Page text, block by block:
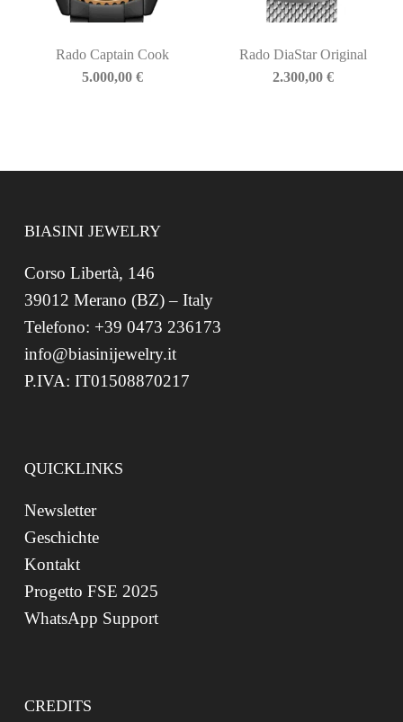
Rado Captain Cook
5.000,00€
Rado DiaStar Original
2.300,00 €
BIASINI JEWELRY
Corso Libertà, 146
39012 Merano (BZ) – Italy
Telefono: +39 0473 236173
info@biasinijewelry.it
P.IVA: IT01508870217
QUICKLINKS
Newsletter
Geschichte
Kontakt
Progetto FSE 2025
WhatsApp Support
CREDITS